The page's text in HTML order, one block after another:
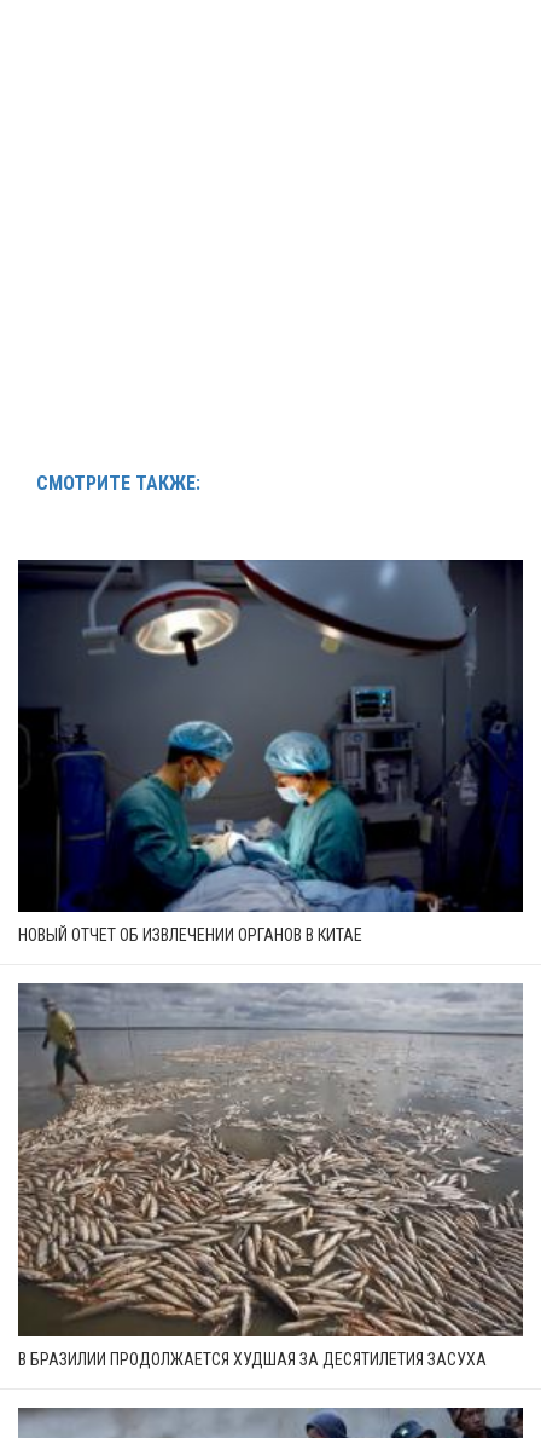
СМОТРИТЕ ТАКЖЕ:
НОВЫЙ ОТЧЕТ ОБ ИЗВЛЕЧЕНИИ ОРГАНОВ В КИТАЕ
В БРАЗИЛИИ ПРОДОЛЖАЕТСЯ ХУДШАЯ ЗА ДЕСЯТИЛЕТИЯ ЗАСУХА